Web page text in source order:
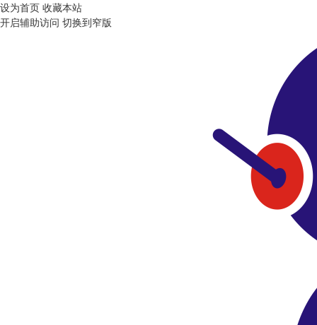
设为首页 收藏本站
开启辅助访问 切换到窄版